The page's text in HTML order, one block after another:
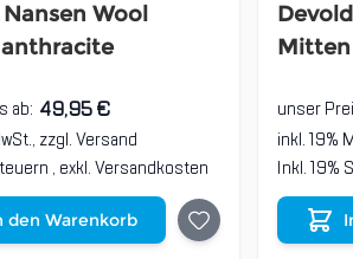
Wool
ab: 49,95 €
zzgl.Versand
, exkl.Versandkosten
den Warenkorb
unser
inkl. 19%
Inkl. 19%